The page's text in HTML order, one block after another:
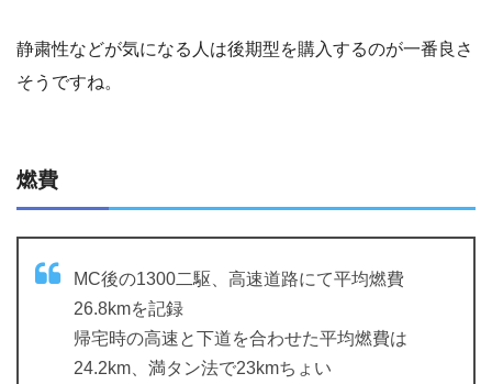
静粛性などが気になる人は後期型を購入するのが一番良さ
そうですね。
燃費
MC後の1300二駆、高速道路にて平均燃費
26.8kmを記録
帰宅時の高速と下道を合わせた平均燃費は
24.2km、満タン法で23kmちょい